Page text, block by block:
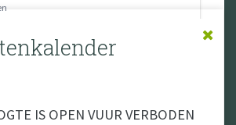
Boek nu
IS OPEN VUUR VERBODEN